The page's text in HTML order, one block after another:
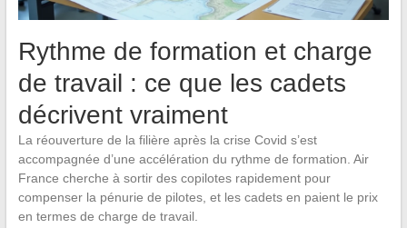
Rythme de formation et charge
de travail : ce que les cadets
décrivent vraiment
La réouverture de la filière après la crise Covid s’est
accompagnée d’une accélération du rythme de formation. Air
France cherche à sortir des copilotes rapidement pour
compenser la pénurie de pilotes, et les cadets en paient le prix
en termes de charge de travail.